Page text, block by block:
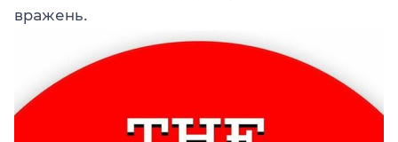
вражень.